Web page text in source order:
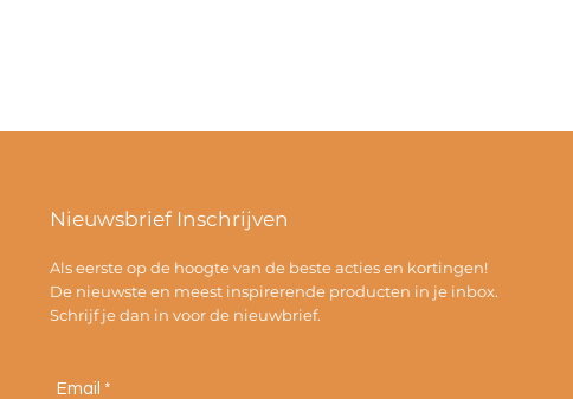
Nieuwsbrief Inschrijven
Als eerste op de hoogte van de beste acties en kortingen!
De nieuwste en meest inspirerende producten in je inbox.
Schrijf je dan in voor de nieuwbrief.
Email